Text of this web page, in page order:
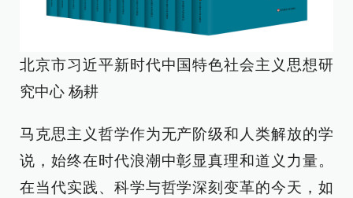
北京市习近平新时代中国特色社会主义思想研
究中心 杨耕
马克思主义哲学作为无产阶级和人类解放的学
说，始终在时代浪潮中彰显真理和道义力量。
在当代实践、科学与哲学深刻变革的今天，如